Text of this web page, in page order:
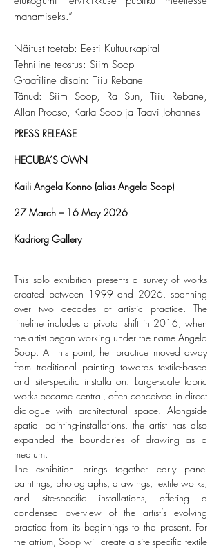
manamiseks.”
–
Näitust toetab: Eesti Kultuurkapital
Tehniline teostus: Siim Soop
Graafiline disain: Tiiu Rebane
Tänud: Siim Soop, Ra Sun, Tiiu Rebane,
Allan Prooso, Karla Soop ja Taavi Johannes
PRESS RELEASE
HECUBA’S OWN
Kaili Angela Konno (alias Angela Soop)
27 March – 16 May 2026
Kadriorg Gallery
This solo exhibition presents a survey of works
created between 1999 and 2026, spanning
over two decades of artistic practice. The
timeline includes a pivotal shift in 2016, when
the artist began working under the name Angela
Soop. At this point, her practice moved away
from traditional painting towards textile-based
and site-specific installation. Large-scale fabric
works became central, often conceived in direct
dialogue with architectural space. Alongside
spatial painting-installations, the artist has also
expanded the boundaries of drawing as a
medium.
The exhibition brings together early panel
paintings, photographs, drawings, textile works,
and site-specific installations, offering a
condensed overview of the artist’s evolving
practice from its beginnings to the present. For
the atrium, Soop will create a site-specific textile